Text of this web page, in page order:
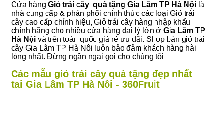
Cửa hàng Giỏ trái cây quà tặng Gia Lâm TP Hà Nội là
nhà cung cấp & phân phối chính thức các loại Giỏ trái
cây cao cấp chính hiệu, Giỏ trái cây hàng nhập khẩu
chính hãng cho nhiều cửa hàng đại lý lớn ở Gia Lâm TP
Hà Nội và trên toàn quốc giá rẻ ưu đãi. Shop bán giỏ trái
cây Gia Lâm TP Hà Nội luôn bảo đảm khách hàng hài
lòng nhất. Đừng ngần ngại gọi cho chúng tôi
Các mẫu giỏ trái cây quà tặng đẹp nhất
tại Gia Lâm TP Hà Nội - 360Fruit